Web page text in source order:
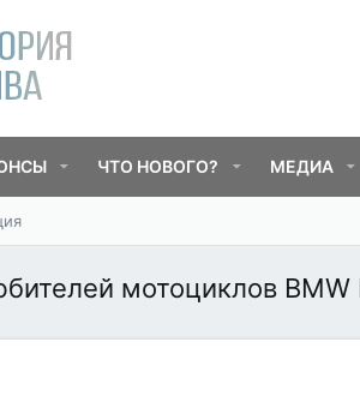
ЧТО НОВОГО? МЕДИА
мотоциклов BMW